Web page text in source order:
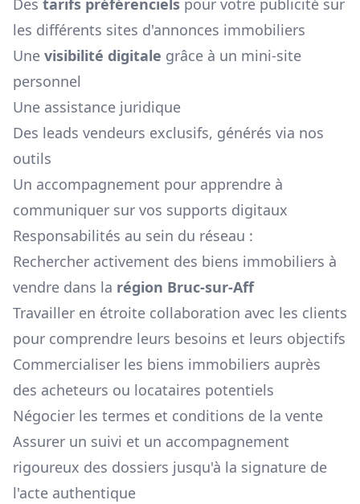
Des tarifs préférenciels pour votre publicité sur
les différents sites d'annonces immobiliers
Une visibilité digitale grâce à un mini-site
personnel
Une assistance juridique
Des leads vendeurs exclusifs, générés via nos
outils
Un accompagnement pour apprendre à
communiquer sur vos supports digitaux
Responsabilités au sein du réseau :
Rechercher activement des biens immobiliers à
vendre dans la région Bruc-sur-Aff
Travailler en étroite collaboration avec les clients
pour comprendre leurs besoins et leurs objectifs
Commercialiser les biens immobiliers auprès
des acheteurs ou locataires potentiels
Négocier les termes et conditions de la vente
Assurer un suivi et un accompagnement
rigoureux des dossiers jusqu'à la signature de
l'acte authentique